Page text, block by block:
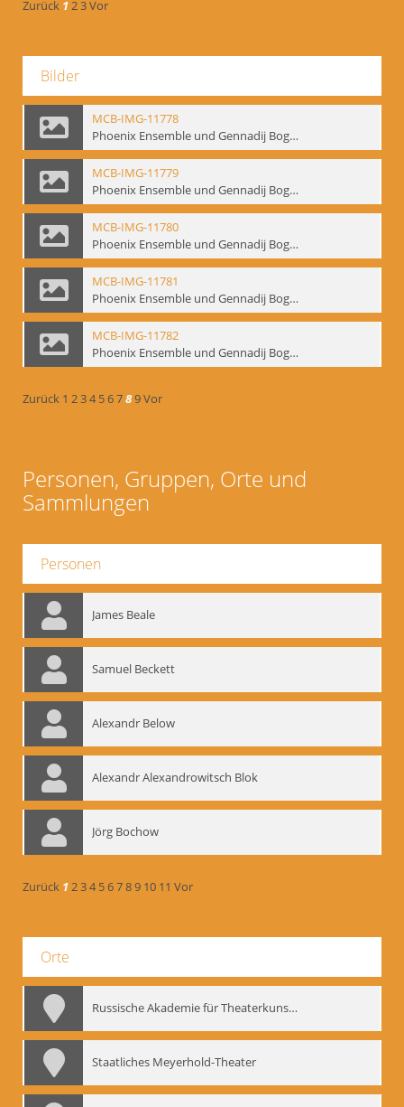
Zurück 123Vor
Bilder
MCB-IMG-11778
Phoenix Ensemble und Gennadij Bogdanow; BM-img-105-4
MCB-IMG-11779
Phoenix Ensemble und Gennadij Bogdanow; BM-img-105-5
MCB-IMG-11780
Phoenix Ensemble und Gennadij Bogdanow; BM-img-105-6
MCB-IMG-11781
Phoenix Ensemble und Gennadij Bogdanow; BM-img-105-7
MCB-IMG-11782
Phoenix Ensemble und Gennadij Bogdanow; BM-img-105-8
Zurück 1 234 56789Vor
Personen, Gruppen, Orte und
Sammlungen
Personen
James Beale
Samuel Beckett
Alexandr Below
Alexandr Alexandrowitsch Blok
Jörg Bochow
Zurück 1234 56789 10 11 Vor
Orte
Russische Akademie für Theaterkunst – GITIS
Staatliches Meyerhold-Theater